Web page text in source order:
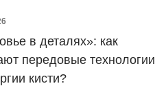
в деталях»: как
передовые технологии
кисти?